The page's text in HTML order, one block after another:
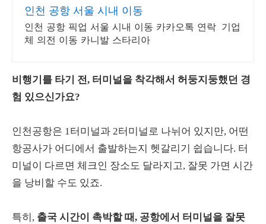
인천 공항 서울 시내 이동
인천 공항 픽업 서울 시내 이동 카카오톡 연락. 기업
체 의전 이동 카니발 스타리아
비행기를 타기 전, 터미널을 착각해서 허둥지둥했던 경
험 있으신가요?
인천공항은 1터미널과 2터미널로 나뉘어 있지만, 어떤
항공사가 어디에서 출발하는지 헷갈리기 쉽습니다. 터
미널이 다르면 체크인 장소도 달라지고, 잘못 가면 시간
을 낭비할 수도 있죠.
특히, 출국 시간이 촉박할 때, 공항에서 터미널을 잘못